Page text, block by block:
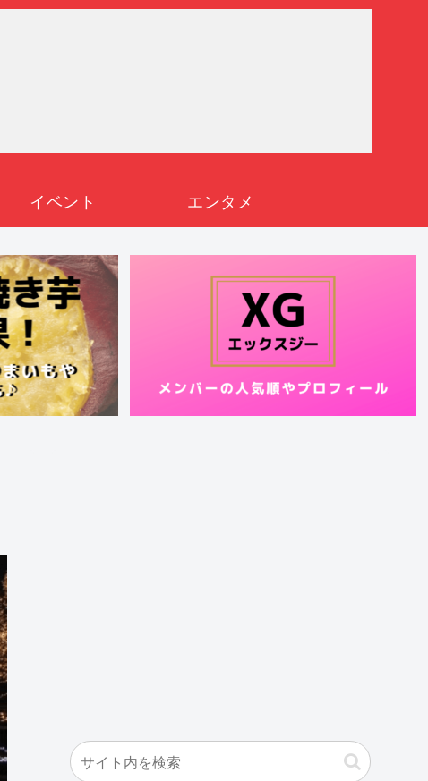
イベント エンタメ